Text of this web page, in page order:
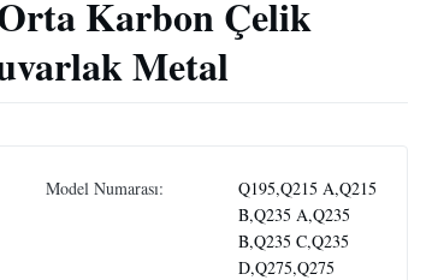
Karbon Çelik
Metal
Model Numarası:
Q195,Q215 A,Q215
B,Q235 A,Q235
B,Q235 C,Q235
D,Q275,Q275